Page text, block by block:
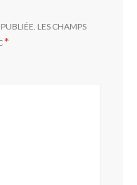
LES CHAMPS
*